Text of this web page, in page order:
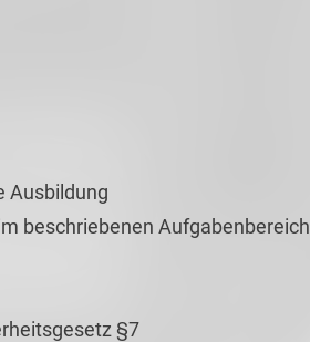
Ausbildung
beschriebenen Aufgabenbereich
§7